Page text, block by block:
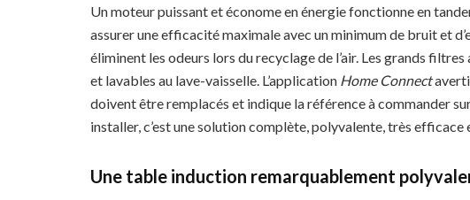
Un moteur puissant et économe en énergie fonctionne en
assurer une efficacité maximale avec un minimum de bruit et
éliminent les odeurs lors du recyclage de l’air. Les grands
et lavables au lave-vaisselle. L’application Home Connect
doivent être remplacés et indique la référence à commander
installer, c’est une solution complète, polyvalente, très
Une table induction remarquablement